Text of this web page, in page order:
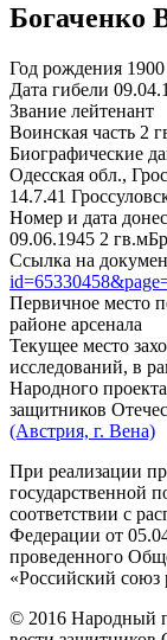
Богаченко
Год рождения 1900
Дата гибели
Звание лейтенант
Воинская часть 2
Биографические
Одесская обл.,
14.7.41
Номер и дата
09.06.1945 2 гв.мБр
Ссылка на
Первичное место
районе арсенала
Текущее место
исследований, в
Народного
защитников
(Австрия, г. Вена)
При реализации
государственной
соответствии с
Федерации от
проведенного
«Российский союз
© 2016 Народный